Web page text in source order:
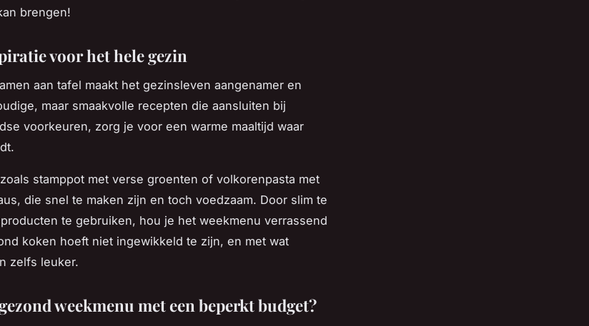
brengen!
voor het hele gezin
aan tafel maakt het gezinsleven aangenamer en
maar smaakvolle recepten die aansluiten bij
voorkeuren, zorg je voor een warme maaltijd waar
stamppot met verse groenten of volkorenpasta met
die snel te maken zijn en toch voedzaam. Door slim te
te gebruiken, hou je het weekmenu verrassend
koken hoeft niet ingewikkeld te zijn, en met wat
zelfs leuker.
weekmenu met een beperkt budget?